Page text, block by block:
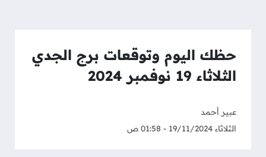
حظك اليوم وتوقعات برج الجدي
الثلاثاء 19 نوفمبر 2024
عبير أحمد
الثلاثاء 19/11/2024 - 01:58 ص